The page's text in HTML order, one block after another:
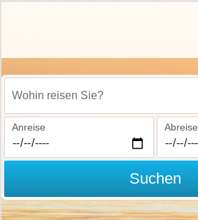
Wohin reisen Sie?
Anreise Abreise
Suchen